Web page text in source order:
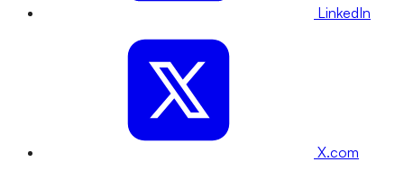
LinkedIn
X.com